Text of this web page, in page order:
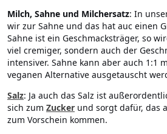
Milch, Sahne und Milchersatz: In
wir zur Sahne und das hat auc einen
Sahne ist ein Geschmacksträger, so
viel cremiger, sondern auch der
intensiver. Sahne kann aber auch 1:1
veganen Alternative ausgetauscht
Salz: Ja auch das Salz ist
sich zum Zucker und sorgt dafür, das
zum Vorschein kommen.